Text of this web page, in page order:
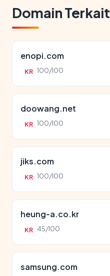
Domain Terkait
enopi.com
KR 100/100
doowang.net
KR 100/100
jiks.com
KR 100/100
heung-a.co.kr
KR 45/100
samsung.com